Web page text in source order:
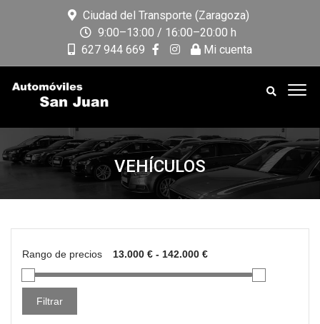
Ciudad del Transporte (Zaragoza)
9:00–13:00 / 16:00–20:00 h
627 944 669
Mi cuenta
VEHÍCULOS
Rango de precios
Filtrar